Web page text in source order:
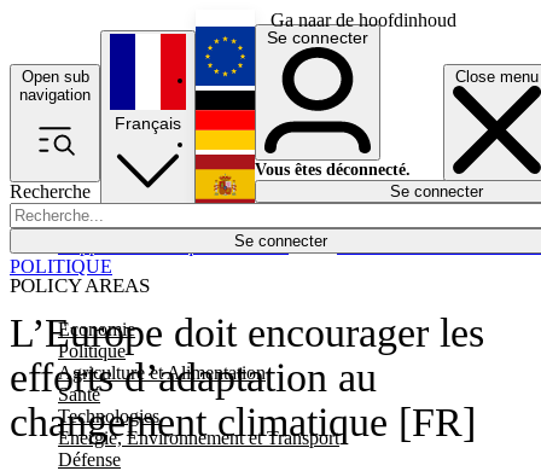
Ga naar de hoofdinhoud
Open sub
navigation
Close menu
Recherche
Se connecter
POLICY AREAS
Economie
Politique
Agriculture et Alimentation
Santé
Technologies
Energie, Environnement et Transport
Défense
Économie
Français
English
Deutsch
Español
Se connecter
Vous êtes déconnecté.
Se connecter
L’Europe doit encourager les
efforts d’adaptation au
changement climatique [FR]
POLITIQUE